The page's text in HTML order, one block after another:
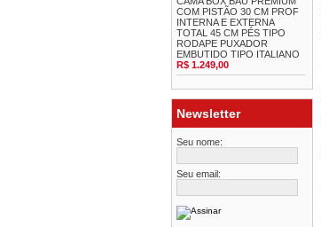
COM PISTÃO 30 CM PROF
INTERNA E EXTERNA
TOTAL 45 CM PÉS TIPO
RODAPE PUXADOR
EMBUTIDO TIPO ITALIANO
R$ 1.249,00
Newsletter
Seu nome:
Seu email: